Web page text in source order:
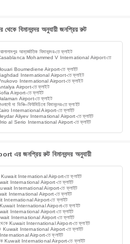
থেকে বিমানবন্দর অনুযায়ী জনপ্রিয় রুট
আন্তর্জাতিক বিমানবন্দর-তে ফ্লাইট
Casablanca Mohammed V International Airport-তে
Houari Boumediene Airport-তে ফ্লাইট
Baghdad International Airport-তে ফ্লাইট
Vnukovo International Airport-তে ফ্লাইট
Antalya Airport-তে ফ্লাইট
Sofia Airport-তে ফ্লাইট
Dalaman Airport-তে ফ্লাইট
দা ভিঞ্চি–ফিউমিচিনো বিমানবন্দর-তে ফ্লাইট
Cairo International Airport-তে ফ্লাইট
Heydar Aliyev International Airport-তে ফ্লাইট
Orio al Serio International Airport-তে ফ্লাইট
জনপ্রিয় রুট বিমানবন্দর অনুযায়ী
Kuwait International Airport-তে ফ্লাইট
Kuwait International Airport-তে ফ্লাইট
International Airport-তে ফ্লাইট
Kuwait International Airport-তে ফ্লাইট
International Airport-তে ফ্লাইট
Kuwait International Airport-তে ফ্লাইট
Kuwait International Airport-তে ফ্লাইট
Kuwait International Airport-তে ফ্লাইট
Kuwait International Airport-তে ফ্লাইট
International Airport-তে ফ্লাইট
International Airport-তে ফ্লাইট
থেকে Kuwait International Airport-তে ফ্লাইট